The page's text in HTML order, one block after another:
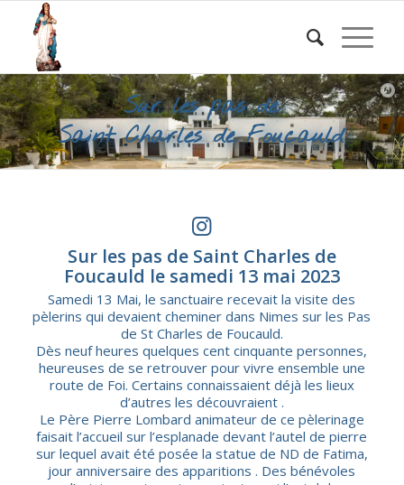
Sur les pas de
Saint Charles de Foucauld
Sur les pas de Saint Charles de
Foucauld le samedi 13 mai 2023
Samedi 13 Mai, le sanctuaire recevait la visite des
pèlerins qui devaient cheminer dans Nimes sur les Pas
de St Charles de Foucauld.
Dès neuf heures quelques cent cinquante personnes,
heureuses de se retrouver pour vivre ensemble une
route de Foi. Certains connaissaient déjà les lieux
d’autres les découvraient .
Le Père Pierre Lombard animateur de ce pèlerinage
faisait l’accueil sur l’esplanade devant l’autel de pierre
sur lequel avait été posée la statue de ND de Fatima,
jour anniversaire des apparitions . Des bénévoles